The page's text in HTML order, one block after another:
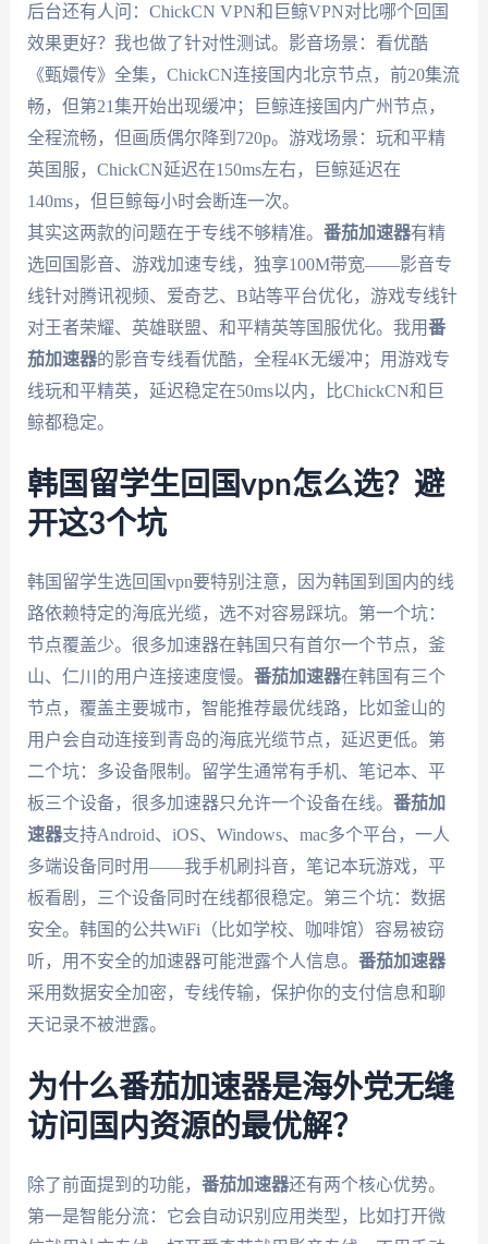
后台还有人问：ChickCN VPN和巨鲸VPN对比哪个回国
效果更好？我也做了针对性测试。影音场景：看优酷
《甄嬛传》全集，ChickCN连接国内北京节点，前20集流
畅，但第21集开始出现缓冲；巨鲸连接国内广州节点，
全程流畅，但画质偶尔降到720p。游戏场景：玩和平精
英国服，ChickCN延迟在150ms左右，巨鲸延迟在
140ms，但巨鲸每小时会断连一次。
其实这两款的问题在于专线不够精准。 番茄加速器有精
选回国影音、游戏加速专线，独享100M带宽——影音专
线针对腾讯视频、爱奇艺、B站等平台优化，游戏专线针
对王者荣耀、英雄联盟、和平精英等国服优化。我用番
茄加速器的影音专线看优酷，全程4K无缓冲；用游戏专
线玩和平精英，延迟稳定在50ms以内，比ChickCN和巨
鲸都稳定。
韩国留学生回国vpn怎么选？避
开这3个坑
韩国留学生选回国vpn要特别注意，因为韩国到国内的线
路依赖特定的海底光缆，选不对容易踩坑。第一个坑：
节点覆盖少。很多加速器在韩国只有首尔一个节点，釜
山、仁川的用户连接速度慢。 番茄加速器在韩国有三个
节点，覆盖主要城市，智能推荐最优线路，比如釜山的
用户会自动连接到青岛的海底光缆节点，延迟更低。第
二个坑：多设备限制。留学生通常有手机、笔记本、平
板三个设备，很多加速器只允许一个设备在线。 番茄加
速器支持Android、iOS、Windows、mac多个平台，一人
多端设备同时用——我手机刷抖音，笔记本玩游戏，平
板看剧，三个设备同时在线都很稳定。第三个坑：数据
安全。韩国的公共WiFi（比如学校、咖啡馆）容易被窃
听，用不安全的加速器可能泄露个人信息。 番茄加速器
采用数据安全加密，专线传输，保护你的支付信息和聊
天记录不被泄露。
为什么番茄加速器是海外党无缝
访问国内资源的最优解？
除了前面提到的功能， 番茄加速器还有两个核心优势。
第一是智能分流：它会自动识别应用类型，比如打开微